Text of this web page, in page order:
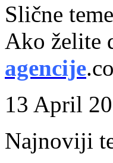
Slične
Ako želite
agencije
13 April
Najnoviji